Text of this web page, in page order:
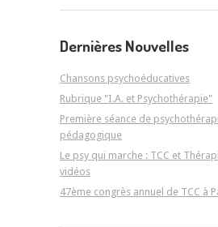
Dernières Nouvelles
Chansons psychoéducatives
Rubrique "I.A. et Psychothérapie"
Première séance de
pédagogique
Le psy qui marche : TCC et
vidéos
47ème congrès annuel de TCC à